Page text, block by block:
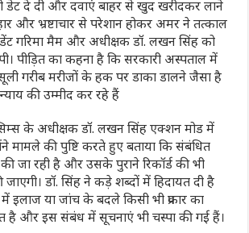
डेट दे दी और दवाएं बाहर से खुद खरीदकर लाने
और भ्रष्टाचार से परेशान होकर अमर ने तत्काल
गरिमा मैम और अधीक्षक डॉ. लखन सिंह को
पीड़ित का कहना है कि सरकारी अस्पताल में
गरीब मरीजों के हक पर डाका डालने जैसा है
की उम्मीद कर रहे हैं
के अधीक्षक डॉ. लखन सिंह एक्शन मोड में
मामले की पुष्टि करते हुए बताया कि संबंधित
जा रही है और उसके पुराने रिकॉर्ड की भी
जाएगी। डॉ. सिंह ने कड़े शब्दों में हिदायत दी है
इलाज या जांच के बदले किसी भी प्रकार का
है और इस संबंध में सूचनाएं भी चस्पा की गई हैं।